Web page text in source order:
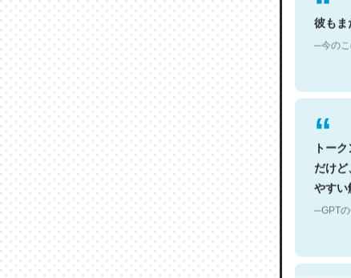
彼も
─今のこ
トー
だけ
やすい
─GPTの